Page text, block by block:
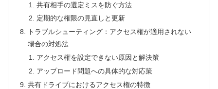
共有相手の選定ミスを防ぐ方法
定期的な権限の見直しと更新
トラブルシューティング：アクセス権が適用されない
場合の対処法
アクセス権を設定できない原因と解決策
アップロード問題への具体的な対応策
共有ドライブにおけるアクセス権の特徴